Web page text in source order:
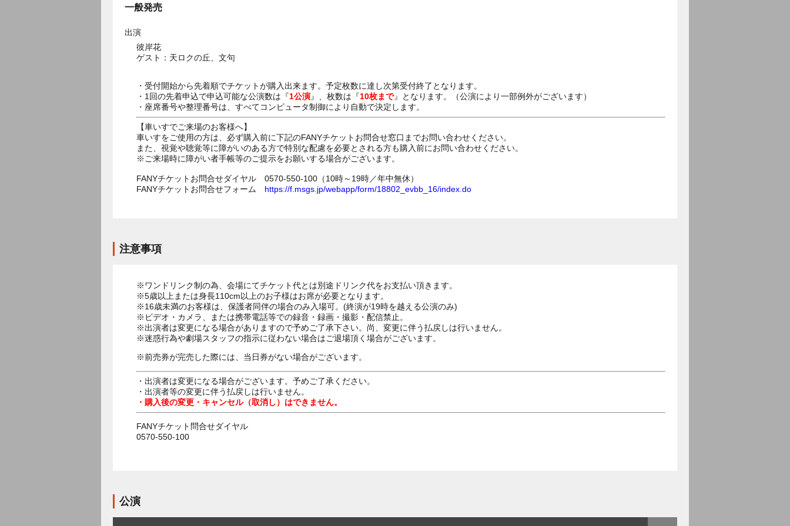
一般発売
出演
彼岸花
ゲスト：天ロクの丘、文句
・受付開始から先着順でチケットが購入出来ます。予定枚数に達し次第受付終了となります。
・1回の先着申込で申込可能な公演数は『1公演』、枚数は『10枚まで』となります。（公演により一部例外がございます）
・座席番号や整理番号は、すべてコンピュータ制御により自動で決定します。
【車いすでご来場のお客様へ】
車いすをご使用の方は、必ず購入前に下記のFANYチケットお問合せ窓口までお問い合わせください。
また、視覚や聴覚等に障がいのある方で特別な配慮を必要とされる方も購入前にお問い合わせください。
※ご来場時に障がい者手帳等のご提示をお願いする場合がございます。
FANYチケットお問合せダイヤル 0570-550-100（10時～19時／年中無休）
FANYチケットお問合せフォーム https://f.msgs.jp/webapp/form/18802_evbb_16/index.do
注意事項
※ワンドリンク制の為、会場にてチケット代とは別途ドリンク代をお支払い頂きます。
※5歳以上または身長110cm以上のお子様はお席が必要となります。
※16歳未満のお客様は、保護者同伴の場合のみ入場可。(終演が19時を越える公演のみ)
※ビデオ・カメラ、または携帯電話等での録音・録画・撮影・配信禁止。
※出演者は変更になる場合がありますので予めご了承下さい。尚、変更に伴う払戻しは行いません。
※迷惑行為や劇場スタッフの指示に従わない場合はご退場頂く場合がございます。
※前売券が完売した際には、当日券がない場合がございます。
・出演者は変更になる場合がございます。予めご了承ください。
・出演者等の変更に伴う払戻しは行いません。
・購入後の変更・キャンセル（取消し）はできません。
FANYチケット問合せダイヤル
0570-550-100
公演